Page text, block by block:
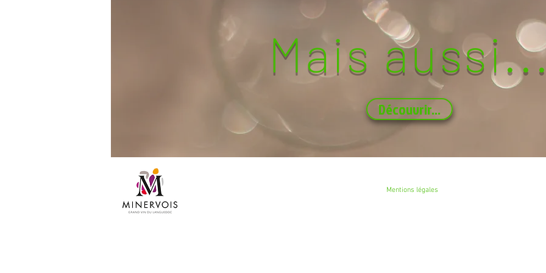
Mais
Découvrir...
Mentions légales